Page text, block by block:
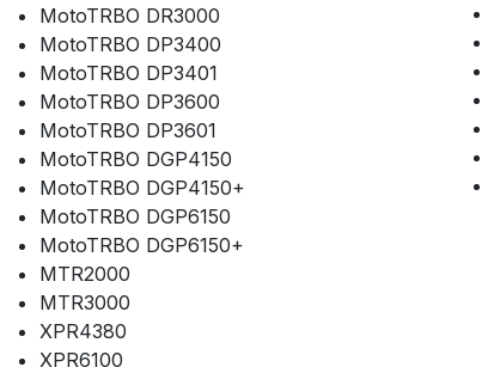
MotoTRBO DR3000
MotoTRBO DP3400
MotoTRBO DP3401
MotoTRBO DP3600
MotoTRBO DP3601
MotoTRBO DGP4150
MotoTRBO DGP4150+
MotoTRBO DGP6150
MotoTRBO DGP6150+
MTR2000
MTR3000
XPR4380
XPR6100